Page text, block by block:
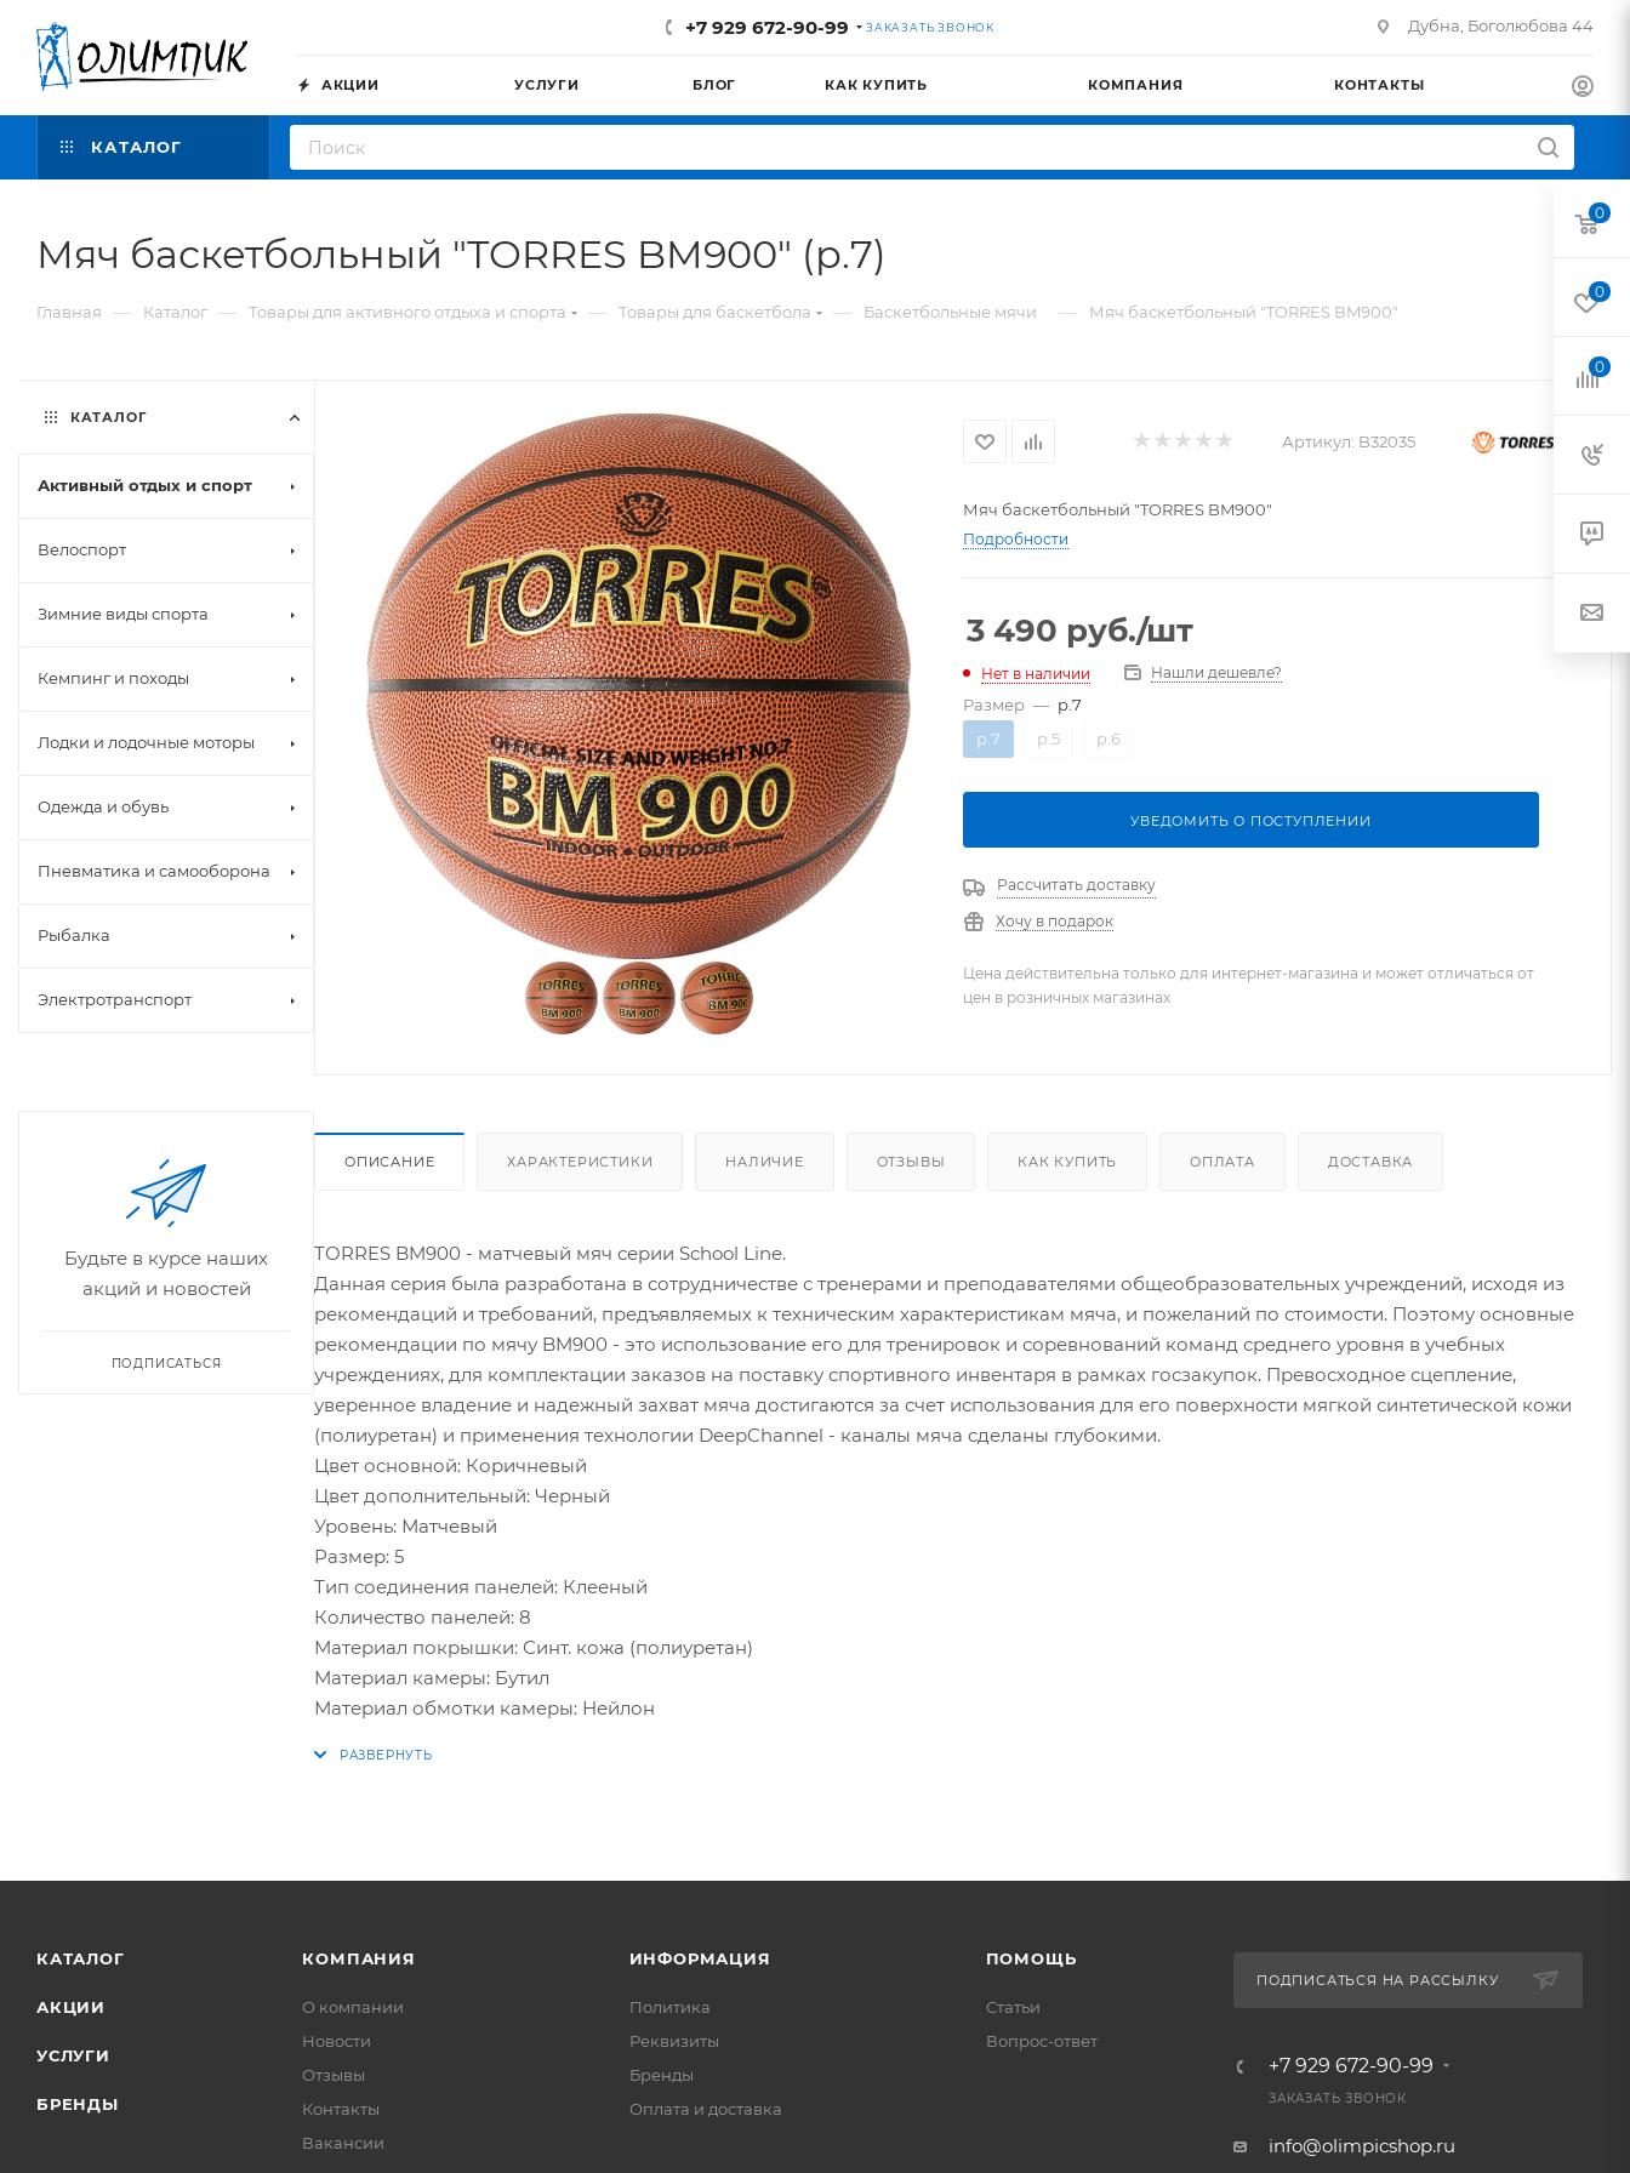
+7 929 672-90-99 ЗАКАЗАТЬ ЗВОНОК Дубна, Боголюбова 44
АКЦИИ УСЛУГИ БЛОГ КАК КУПИТЬ КОМПАНИЯ КОНТАКТЫ
КАТАЛОГ
Мяч баскетбольный "TORRES BM900" (р.7)
Главная — Каталог — Товары для активного отдыха и спорта — Товары для баскетбола — Баскетбольные мячи — Мяч баскетбольный "TORRES BM900"
Артикул: B32035
Мяч баскетбольный "TORRES BM900"
Подробности
3 490 руб./шт
Нет в наличии Нашли дешевле?
Размер — р.7
р.7
р.5 р.6
УВЕДОМИТЬ О ПОСТУПЛЕНИИ
Рассчитать доставку
Хочу в подарок
Цена действительна только для интернет-магазина и может отличаться от
цен в розничных магазинах
ОПИСАНИЕ ХАРАКТЕРИСТИКИ НАЛИЧИЕ ОТЗЫВЫ КАК КУПИТЬ ОПЛАТА ДОСТАВКА
TORRES BM900 - матчевый мяч серии School Line.
Данная серия была разработана в сотрудничестве с тренерами и преподавателями общеобразовательных учреждений, исходя из
рекомендаций и требований, предъявляемых к техническим характеристикам мяча, и пожеланий по стоимости. Поэтому основные
рекомендации по мячу BM900 - это использование его для тренировок и соревнований команд среднего уровня в учебных
учреждениях, для комплектации заказов на поставку спортивного инвентаря в рамках госзакупок. Превосходное сцепление,
уверенное владение и надежный захват мяча достигаются за счет использования для его поверхности мягкой синтетической кожи
(полиуретан) и применения технологии DeepChannel - каналы мяча сделаны глубокими.
Цвет основной: Коричневый
Цвет дополнительный: Черный
Уровень: Матчевый
Размер: 5
Тип соединения панелей: Клееный
Количество панелей: 8
Материал покрышки: Синт. кожа (полиуретан)
Материал камеры: Бутил
Материал обмотки камеры: Нейлон
КАТАЛОГ
Активный отдых и спорт
Велоспорт
Зимние виды спорта
Кемпинг и походы
Лодки и лодочные моторы
Одежда и обувь
Пневматика и самооборона
Рыбалка
Электротранспорт
Будьте в курсе наших
акций и новостей
ПОДПИСАТЬСЯ
КАТАЛОГ
АКЦИИ
УСЛУГИ
БРЕНДЫ
КОМПАНИЯ
О компании
Новости
Отзывы
Контакты
Вакансии
ИНФОРМАЦИЯ
Политика
Реквизиты
Бренды
Оплата и доставка
ПОМОЩЬ
Статьи
Вопрос-ответ
ПОДПИСАТЬСЯ НА РАССЫЛКУ
+7 929 672-90-99
ЗАКАЗАТЬ ЗВОНОК
info@olimpicshop.ru
0
0
0